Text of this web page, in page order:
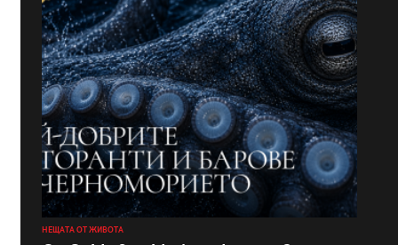
НЕЩАТА ОТ ЖИВОТА